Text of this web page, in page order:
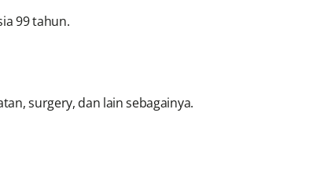
99 tahun.
surgery, dan lain sebagainya.